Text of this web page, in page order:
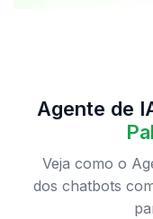
Agente de
Veja como o
dos chatbots